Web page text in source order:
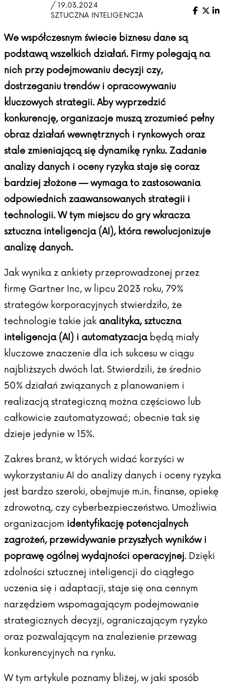
/ 19.03.2024
SZTUCZNA INTELIGENCJA
X
We współczesnym świecie biznesu dane są
podstawą wszelkich działań. Firmy polegają na
nich przy podejmowaniu decyzji czy,
dostrzeganiu trendów i opracowywaniu
kluczowych strategii. Aby wyprzedzić
konkurencję, organizacje muszą zrozumieć pełny
obraz działań wewnętrznych i rynkowych oraz
stale zmieniającą się dynamikę rynku. Zadanie
analizy danych i oceny ryzyka staje się coraz
bardziej złożone — wymaga to zastosowania
odpowiednich zaawansowanych strategii i
technologii. W tym miejscu do gry wkracza
sztuczna inteligencja (AI), która rewolucjonizuje
analizę danych.
Jak wynika z ankiety przeprowadzonej przez
firmę Gartner Inc, w lipcu 2023 roku, 79%
strategów korporacyjnych stwierdziło, że
technologie takie jak analityka, sztuczna
inteligencja (AI) i automatyzacja będą miały
kluczowe znaczenie dla ich sukcesu w ciągu
najbliższych dwóch lat. Stwierdzili, że średnio
50% działań związanych z planowaniem i
realizacją strategiczną można częściowo lub
całkowicie zautomatyzować; obecnie tak się
dzieje jedynie w 15%.
Zakres branż, w których widać korzyści w
wykorzystaniu AI do analizy danych i oceny ryzyka
jest bardzo szeroki, obejmuje m.in. finanse, opiekę
zdrowotną, czy cyberbezpieczeństwo. Umożliwia
organizacjom identyfikację potencjalnych
zagrożeń, przewidywanie przyszłych wyników i
poprawę ogólnej wydajności operacyjnej. Dzięki
zdolności sztucznej inteligencji do ciągłego
uczenia się i adaptacji, staje się ona cennym
narzędziem wspomagającym podejmowanie
strategicznych decyzji, ograniczającym ryzyko
oraz pozwalającym na znalezienie przewag
konkurencyjnych na rynku.
W tym artykule poznamy bliżej, w jaki sposób